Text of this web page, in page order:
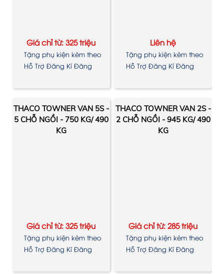
Giá chỉ từ: 325 triệu
Tặng phụ kiện kèm theo
xe
Hỗ Trợ Đăng Kí Đăng
Liên hệ
Tặng phụ kiện kèm theo
xe
Hỗ Trợ Đăng Kí Đăng
THACO TOWNER VAN 5S -
5 CHỖ NGỒI - 750 KG/ 490
KG
Giá chỉ từ: 325 triệu
Tặng phụ kiện kèm theo
xe
Hỗ Trợ Đăng Kí Đăng
THACO TOWNER VAN 2S -
2 CHỖ NGỒI - 945 KG/ 490
KG
Giá chỉ từ: 285 triệu
Tặng phụ kiện kèm theo
xe
Hỗ Trợ Đăng Kí Đăng